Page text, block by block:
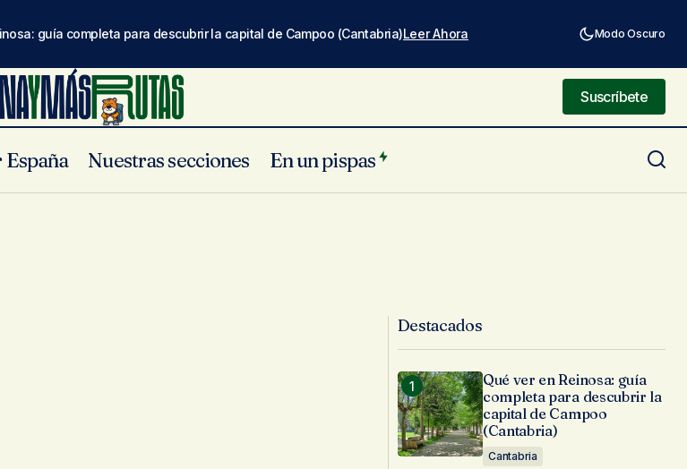
guía completa para descubrir la capital de Campoo (Cantabria)Leer Ahora Modo Oscuro
Suscríbete
Suscríbete
Nuestras secciones En un pispas
Destacados
Qué ver en Reinosa: guía
completa para descubrir la
capital de Campoo
(Cantabria)
Cantabria